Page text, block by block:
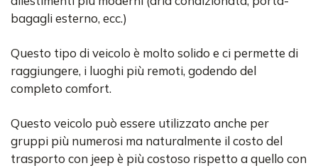
bagagli esterno, ecc.)
Questo tipo di veicolo è molto solido e ci permette di
raggiungere, i luoghi più remoti, godendo del
completo comfort.
Questo veicolo può essere utilizzato anche per
gruppi più numerosi ma naturalmente il costo del
trasporto con jeep è più costoso rispetto a quello con